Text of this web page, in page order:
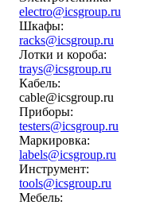
electro@icsgroup.ru
Шкафы:
racks@icsgroup.ru
Лотки и короба:
trays@icsgroup.ru
Кабель:
cable@icsgroup.ru
Приборы:
testers@icsgroup.ru
Маркировка:
labels@icsgroup.ru
Инструмент:
tools@icsgroup.ru
Мебель: